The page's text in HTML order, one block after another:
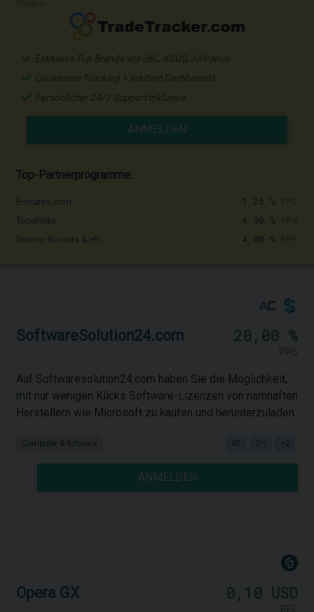
Exklusive Top Brands wie JBL, ASUS, Airfrance
Cookieless Tracking + intuitive Dashboards
Persönlicher 24/7 Support inklusive
ANMELDEN
Top-Partnerprogramme:
Emirates.com 1,25 %
Topdrinks 4,90 %
Dormio Resorts & Ho... 4,00 %
SoftwareSolution24.com 20,00 %
Auf Softwaresolution24.com haben Sie die Möglichkeit,
mit nur wenigen Klicks Software-Lizenzen von namhaften
Herstellern wie Microsoft zu kaufen und herunterzuladen.
Computer & Software AT CH +2
ANMELDEN
Opera GX 0,10 USD